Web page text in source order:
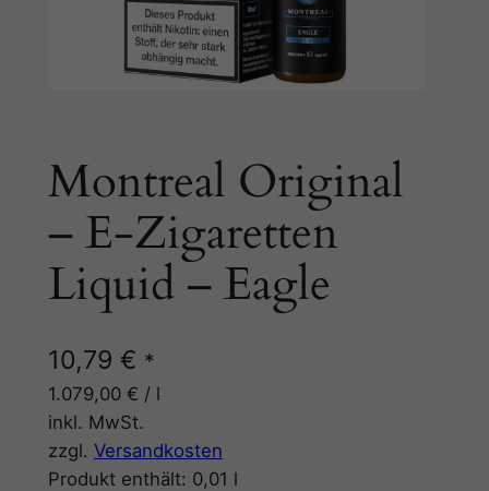
Montreal Original
– E-Zigaretten
Liquid – Eagle
10,79 € *
1.079,00 € / l
inkl. MwSt.
zzgl. Versandkosten
Produkt enthält: 0,01 l